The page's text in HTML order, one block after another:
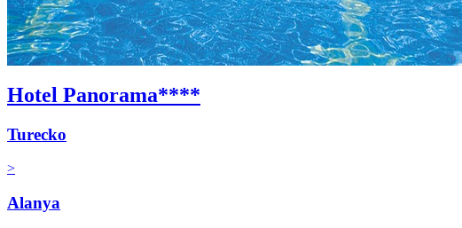
Hotel Panorama****
Turecko
>
Alanya